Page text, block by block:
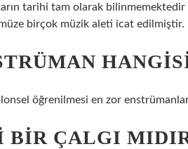
tarihi tam olarak
birçok müzik aleti icat
öğrenilmesi en zor
BIR ÇALGI